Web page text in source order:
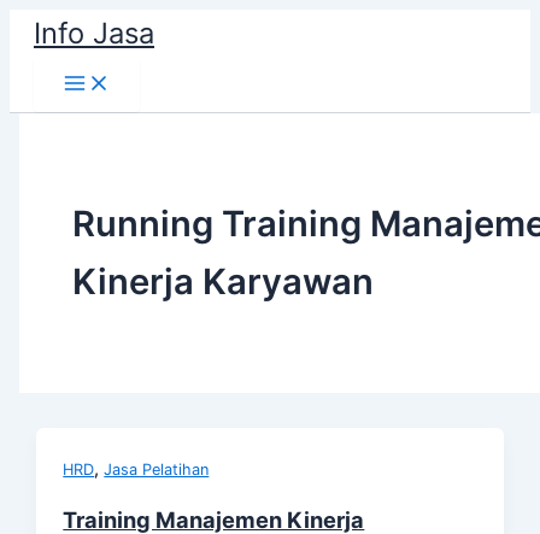
Skip
content
Info Jasa
Running Training
Kinerja Karyawan
HRD,Jasa Pelatihan
Training Manajemen Kinerja